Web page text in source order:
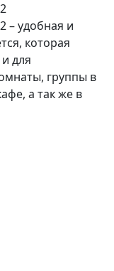
– удобная и
которая
для
группы в
а так же в